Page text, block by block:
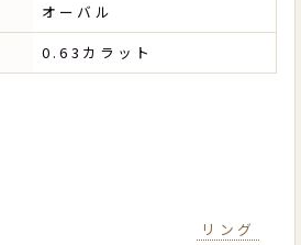
オーバル
0.63カラット
リング